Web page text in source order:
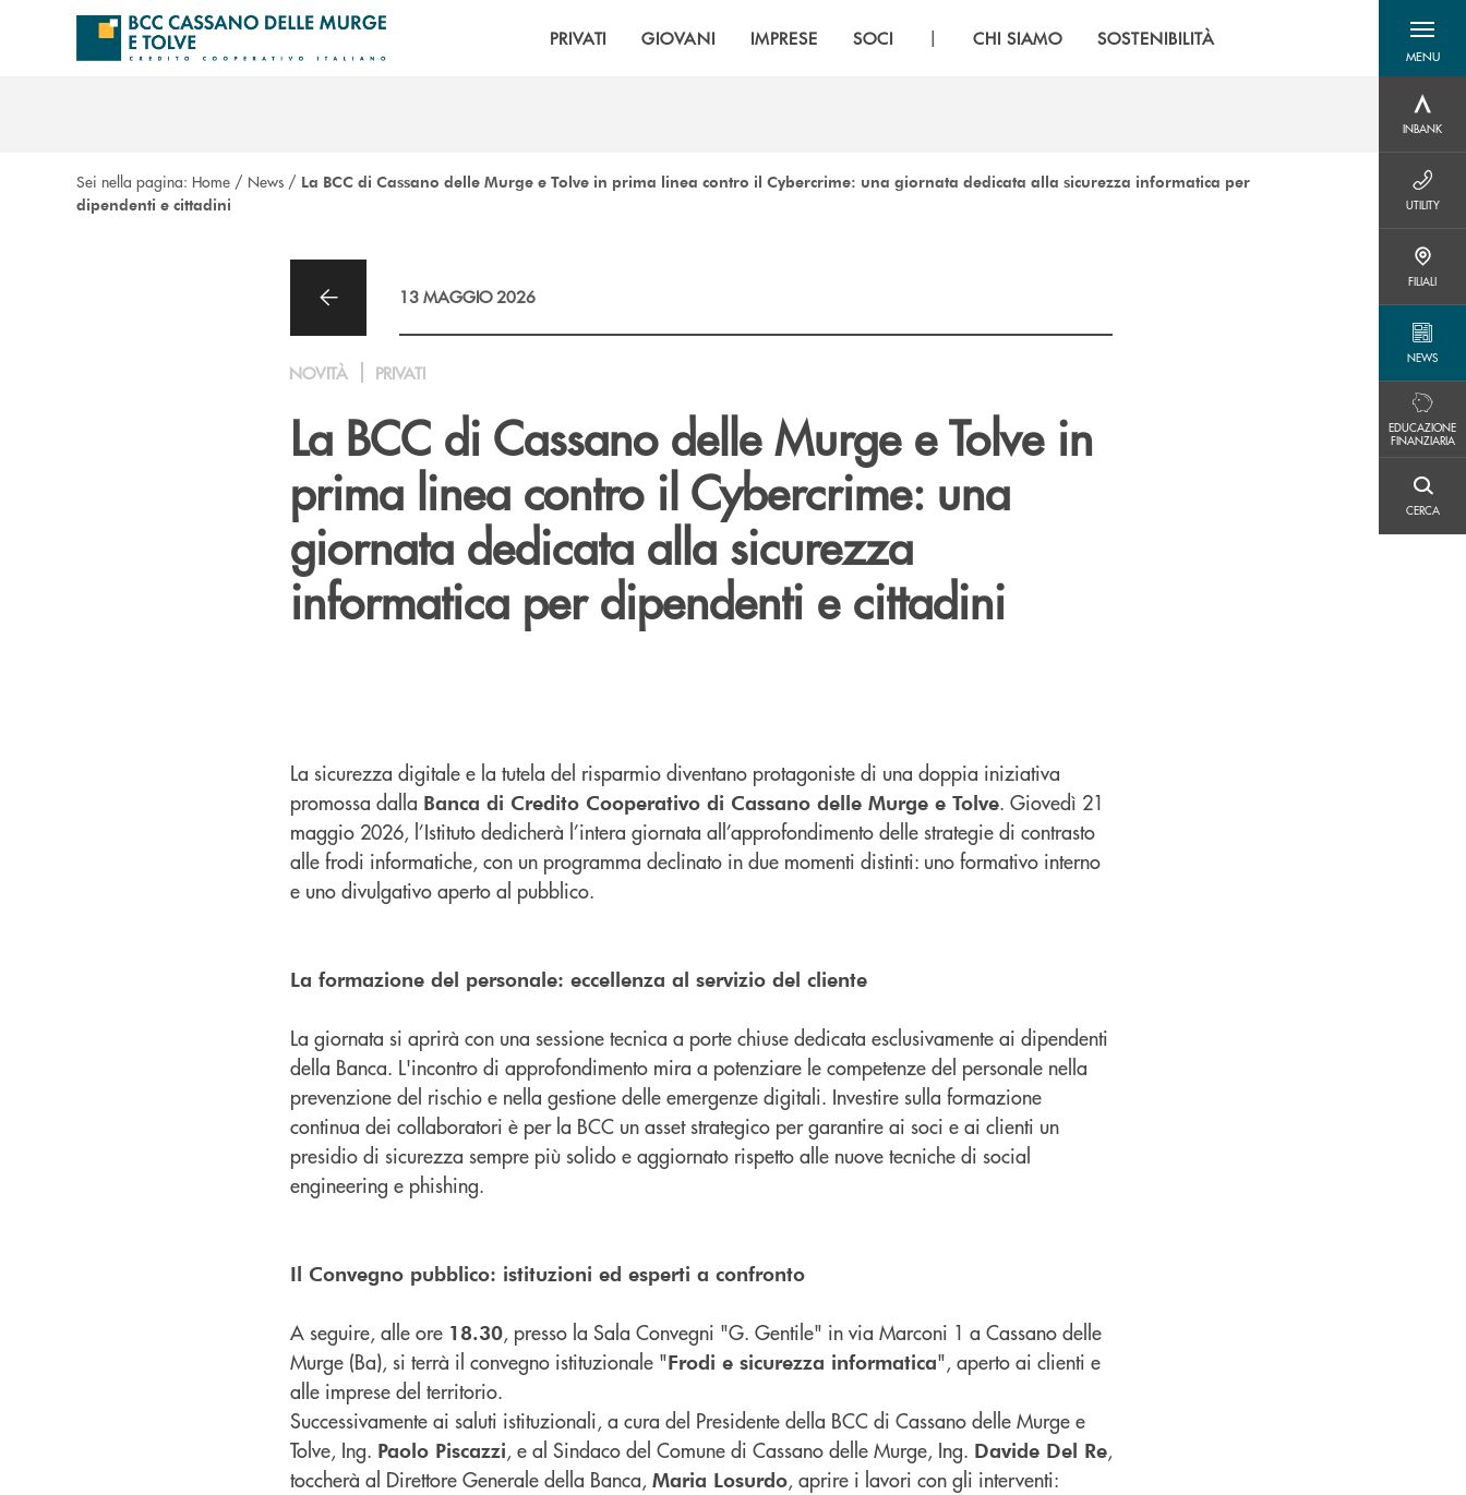
Salta al contenuto principale
PRIVATI GIOVANI IMPRESE SOCI | CHI SIAMO SOSTENIBILITÀ
MENU
menu
INBANK
UTILITY
FILIALI
NEWS
EDUCAZIONE
FINANZIARIA
CERCA
Sei nella pagina: Home / News / La BCC di Cassano delle Murge e Tolve in prima linea contro il Cybercrime: una giornata dedicata alla sicurezza informatica per
dipendenti e cittadini
13 MAGGIO 2026
NOVITÀ PRIVATI
La BCC di Cassano delle Murge e Tolve in
prima linea contro il Cybercrime: una
giornata dedicata alla sicurezza
informatica per dipendenti e cittadini
La sicurezza digitale e la tutela del risparmio diventano protagoniste di una doppia iniziativa
promossa dalla Banca di Credito Cooperativo di Cassano delle Murge e Tolve. Giovedì 21
maggio 2026, l’Istituto dedicherà l’intera giornata all’approfondimento delle strategie di contrasto
alle frodi informatiche, con un programma declinato in due momenti distinti: uno formativo interno
e uno divulgativo aperto al pubblico.
La formazione del personale: eccellenza al servizio del cliente
La giornata si aprirà con una sessione tecnica a porte chiuse dedicata esclusivamente ai dipendenti
della Banca. L'incontro di approfondimento mira a potenziare le competenze del personale nella
prevenzione del rischio e nella gestione delle emergenze digitali. Investire sulla formazione
continua dei collaboratori è per la BCC un asset strategico per garantire ai soci e ai clienti un
presidio di sicurezza sempre più solido e aggiornato rispetto alle nuove tecniche di social
engineering e phishing.
Il Convegno pubblico: istituzioni ed esperti a confronto
A seguire, alle ore 18.30, presso la Sala Convegni "G. Gentile" in via Marconi 1 a Cassano delle
Murge (Ba), si terrà il convegno istituzionale "Frodi e sicurezza informatica", aperto ai clienti e
alle imprese del territorio.
Successivamente ai saluti istituzionali, a cura del Presidente della BCC di Cassano delle Murge e
Tolve, Ing. Paolo Piscazzi, e al Sindaco del Comune di Cassano delle Murge, Ing. Davide Del Re,
toccherà al Direttore Generale della Banca, Maria Losurdo, aprire i lavori con gli interventi: